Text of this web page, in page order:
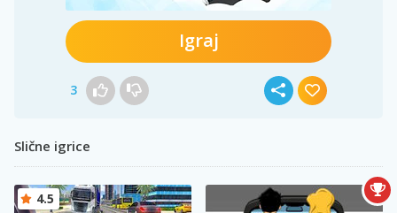
Igraj
3
Slične igrice
4.5